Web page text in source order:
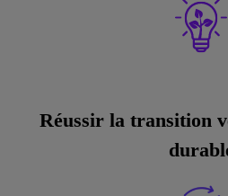
Réussir la transition